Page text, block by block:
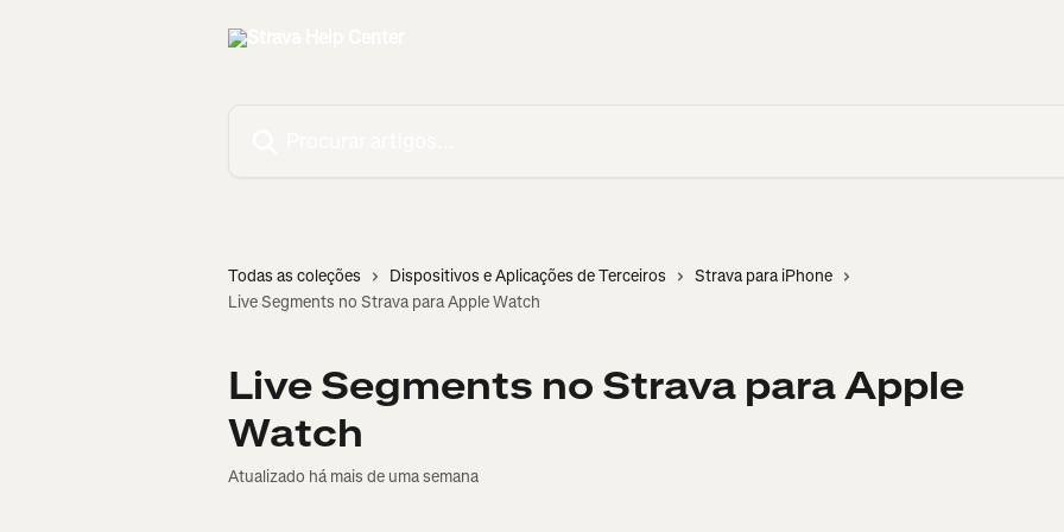
Todas as coleções Dispositivos e Aplicações de Terceiros
Strava para iPhone
Live Segments no Strava para Apple Watch
Live Segments no Strava para Apple
Watch
Atualizado há mais de uma semana